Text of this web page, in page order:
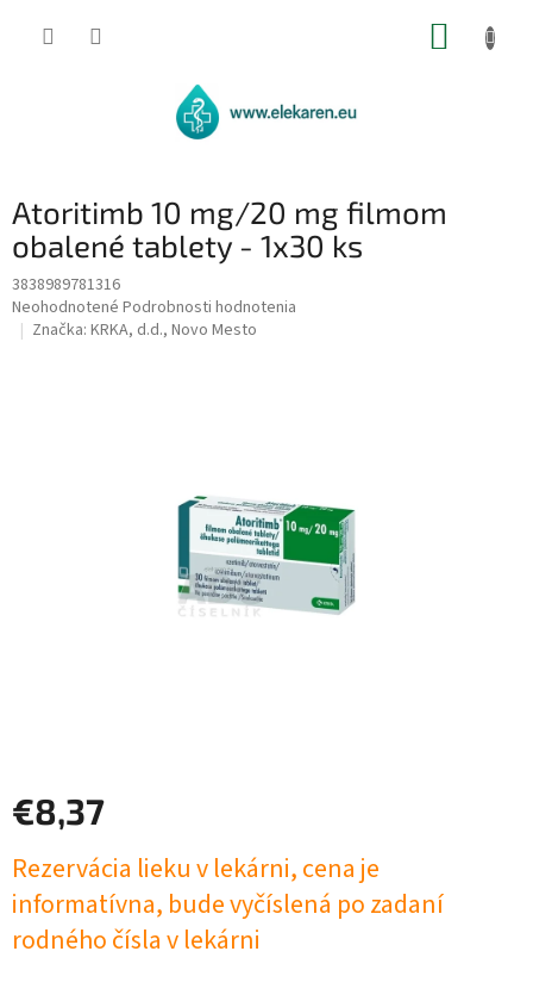
Atoritimb 10 mg/20 mg filmom
obalené tablety - 1x30 ks
3838989781316
Priemerné
hodnotenie
Neohodnotené Podrobnosti hodnotenia
Značka: KRKA, d.d., Novo Mesto
€8,37
cena:
Rezervácia lieku v lekárni, cena je
informatívna, bude vyčíslená po zadaní
rodného čísla v lekárni